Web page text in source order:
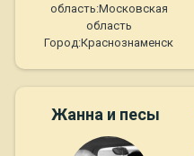
область:Московская
область
Город:Краснознаменск
Жанна и песы